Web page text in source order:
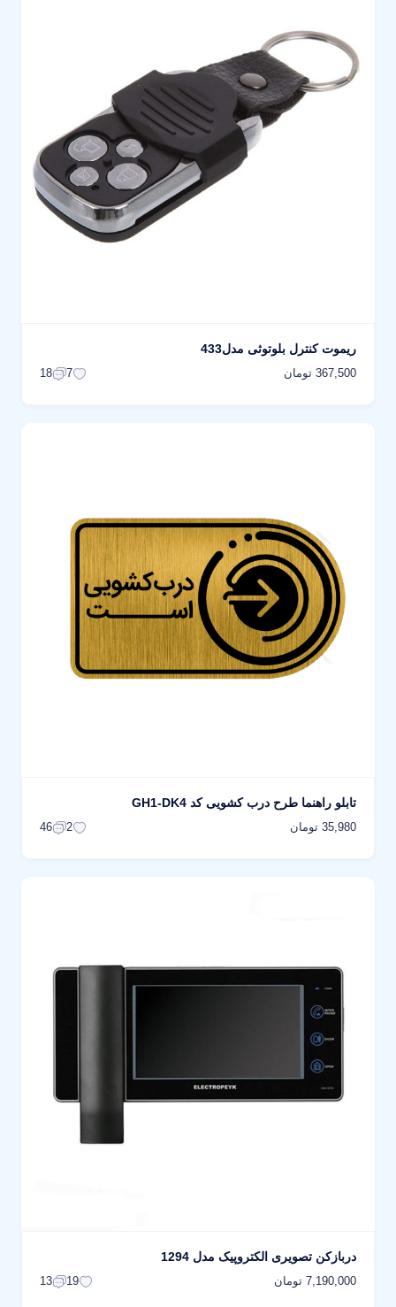
ریموت کنترل بلوتوثی مدل433
367,500 تومان 7
18
تابلو راهنما طرح درب کشویی کد GH1-DK4
35,980 تومان 2
46
دربازکن تصویری الکتروپیک مدل 1294
7,190,000 تومان 19
13